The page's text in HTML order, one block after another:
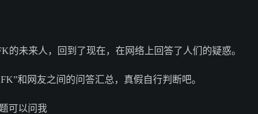
的未来人，回到了现在，在网络上回答了人们的疑惑。
和网友之间的问答汇总，真假自行判断吧。
可以问我